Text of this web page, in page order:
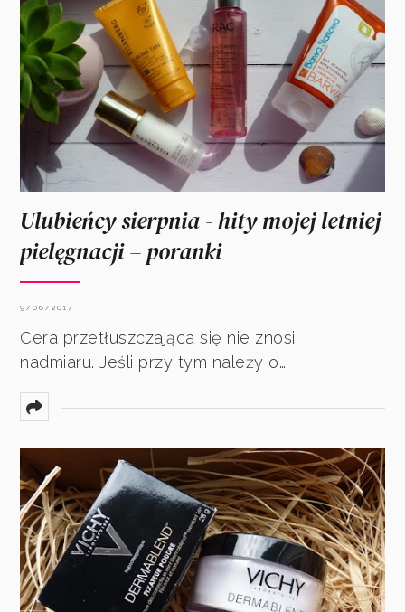
Ulubieńcy sierpnia - hity mojej letniej
pielęgnacji – poranki
9/06/2017
Cera przetłuszczająca się nie znosi
nadmiaru. Jeśli przy tym należy o…